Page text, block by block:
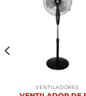
VENTILADORES